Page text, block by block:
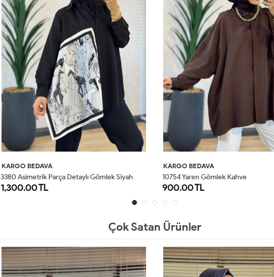
KARGO BEDAVA
3380 Asimetrik Parça Detaylı Gömlek Siyah
1,300.00 TL
KARGO BEDAVA
10754 Yaren Gömlek Kahve
900.00 TL
Çok Satan Ürünler